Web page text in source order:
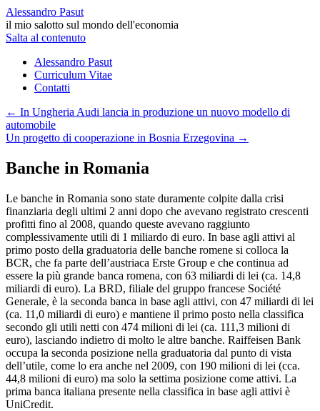
Alessandro Pasut
il mio salotto sul mondo dell'economia
Salta al contenuto
Alessandro Pasut
Curriculum Vitae
Contatti
← In Ungheria Audi lancia in produzione un nuovo modello di
automobile
Un progetto di cooperazione in Bosnia Erzegovina →
Banche in Romania
Le banche in Romania sono state duramente colpite dalla crisi
finanziaria degli ultimi 2 anni dopo che avevano registrato crescenti
profitti fino al 2008, quando queste avevano raggiunto
complessivamente utili di 1 miliardo di euro. In base agli attivi al
primo posto della graduatoria delle banche romene si colloca la
BCR, che fa parte dell’austriaca Erste Group e che continua ad
essere la più grande banca romena, con 63 miliardi di lei (ca. 14,8
miliardi di euro). La BRD, filiale del gruppo francese Société
Generale, è la seconda banca in base agli attivi, con 47 miliardi di lei
(ca. 11,0 miliardi di euro) e mantiene il primo posto nella classifica
secondo gli utili netti con 474 milioni di lei (ca. 111,3 milioni di
euro), lasciando indietro di molto le altre banche. Raiffeisen Bank
occupa la seconda posizione nella graduatoria dal punto di vista
dell’utile, come lo era anche nel 2009, con 190 milioni di lei (cca.
44,8 milioni di euro) ma solo la settima posizione come attivi. La
prima banca italiana presente nella classifica in base agli attivi è
UniCredit.